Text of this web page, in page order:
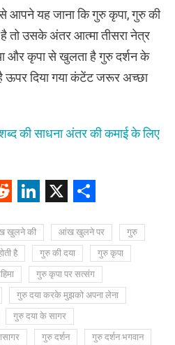
आपने यह जाना कि गुरु कृपा, गुरु की
तो उसके अंतर आत्मा तीसरा नेत्र
और कृपा से खुलता है गुरु दर्शन के
दिया गया कंटेंट जरूर अच्छा
की साधना अंतर की कमाई के लिए
खुलने की आंख खुलने पर
गुरु
है गुरु की दया
गुरु कृपा
गुरु कृपा पर सत्संग
गुरु दया करके मुझको अपना लेना
गुरु दया के सागर
गुरु दर्शन
गुरु दर्शन भगवान